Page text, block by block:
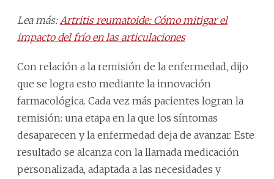
Lea más: Artritis reumatoide: Cómo mitigar el
impacto del frío en las articulaciones
Con relación a la remisión de la enfermedad, dijo
que se logra esto mediante la innovación
farmacológica. Cada vez más pacientes logran la
remisión: una etapa en la que los síntomas
desaparecen y la enfermedad deja de avanzar. Este
resultado se alcanza con la llamada medicación
personalizada, adaptada a las necesidades y